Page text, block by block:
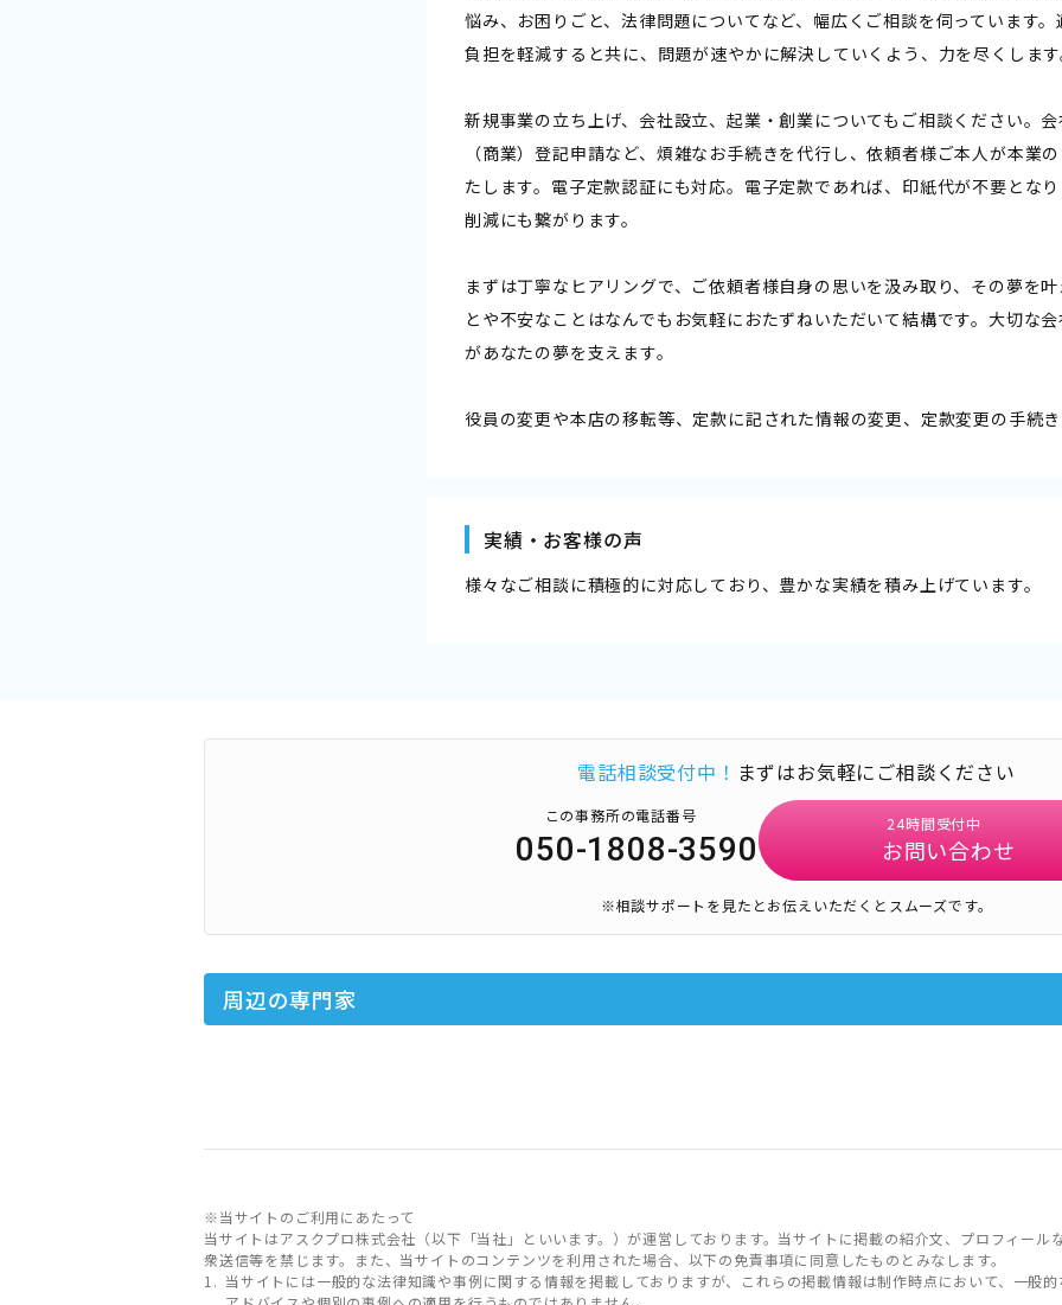
悩み、お困りごと、法律問題についてなど、幅広くご相談を伺っています
負担を軽減すると共に、問題が速やかに解決していくよう、力を尽くしま
新規事業の立ち上げ、会社設立、起業・創業についてもご相談ください。
（商業）登記申請など、煩雑なお手続きを代行し、依頼者様ご本人が本業
たします。電子定款認証にも対応。電子定款であれば、印紙代が不要とな
削減にも繋がります。
まずは丁寧なヒアリングで、ご依頼者様自身の思いを汲み取り、その夢を
とや不安なことはなんでもお気軽におたずねいただいて結構です。大切な
があなたの夢を支えます。
役員の変更や本店の移転等、定款に記された情報の変更、定款変更の手続
実績・お客様の声
様々なご相談に積極的に対応しており、豊かな実績を積み上げています。
電話相談受付中！ まずはお気軽にご相談ください
この事務所の電話番号
050-1808-3590
24時間受付中
お問い合わせ
※相談サポートを見たとお伝えいただくとスムーズです。
周辺の専門家
※当サイトのご利用にあたって
当サイトはアスクプロ株式会社（以下「当社」といいます。）が運営しております。当サイトに掲載の紹介文、プロフィール
衆送信等を禁じます。また、当サイトのコンテンツを利用された場合、以下の免責事項に同意したものとみなします。
当サイトには一般的な法律知識や事例に関する情報を掲載しておりますが、これらの掲載情報は制作時点において、一般